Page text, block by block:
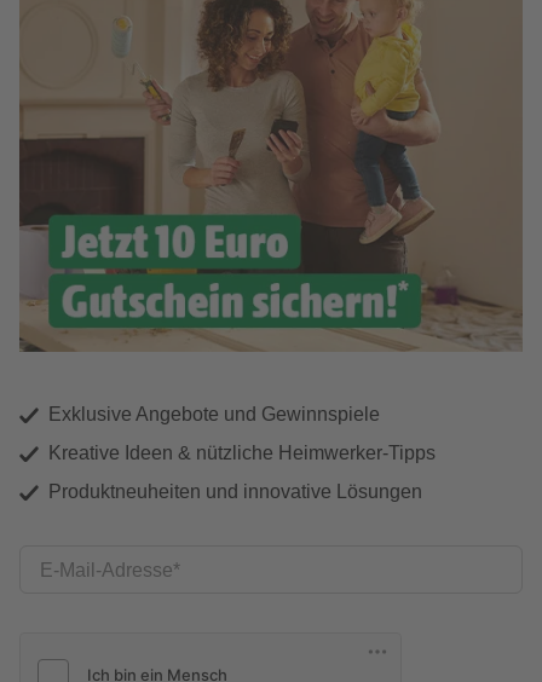
Exklusive Angebote und Gewinnspiele
Kreative Ideen & nützliche Heimwerker-Tipps
Produktneuheiten und innovative Lösungen
E-Mail-Adresse